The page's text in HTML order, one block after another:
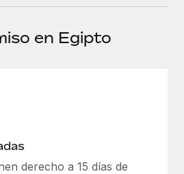
con herramientas empresariales
experta en RR. HH. globales
y automatización con IA.
y talento
en Egipto
derecho a 15 días de